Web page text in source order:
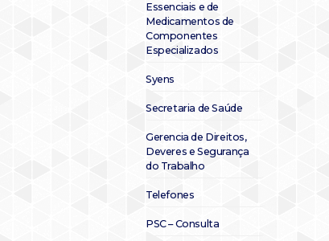
Essenciais e de
Medicamentos de
Componentes
Especializados
Syens
Secretaria de Saúde
Gerencia de Direitos,
Deveres e Segurança
do Trabalho
Telefones
PSC – Consulta